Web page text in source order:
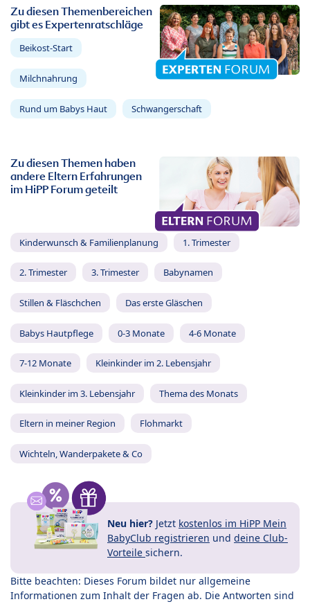
Zu diesen Themenbereichen
gibt es Expertenratschläge
Beikost-Start
Milchnahrung
Rund um Babys Haut Schwangerschaft
Zu diesen Themen haben
andere Eltern Erfahrungen
im HiPP Forum geteilt
Kinderwunsch & Familienplanung 1. Trimester
2. Trimester 3. Trimester Babynamen
Stillen & Fläschchen Das erste Gläschen
Babys Hautpflege 0-3 Monate 4-6 Monate
7-12 Monate Kleinkinder im 2. Lebensjahr
Kleinkinder im 3. Lebensjahr Thema des Monats
Eltern in meiner Region Flohmarkt
Wichteln, Wanderpakete & Co
Neu hier? Jetzt kostenlos im HiPP Mein
BabyClub registrieren und deine Club-
Vorteile sichern.
Bitte beachten: Dieses Forum bildet nur allgemeine
Informationen zum Inhalt der Fragen ab. Die Antworten sind